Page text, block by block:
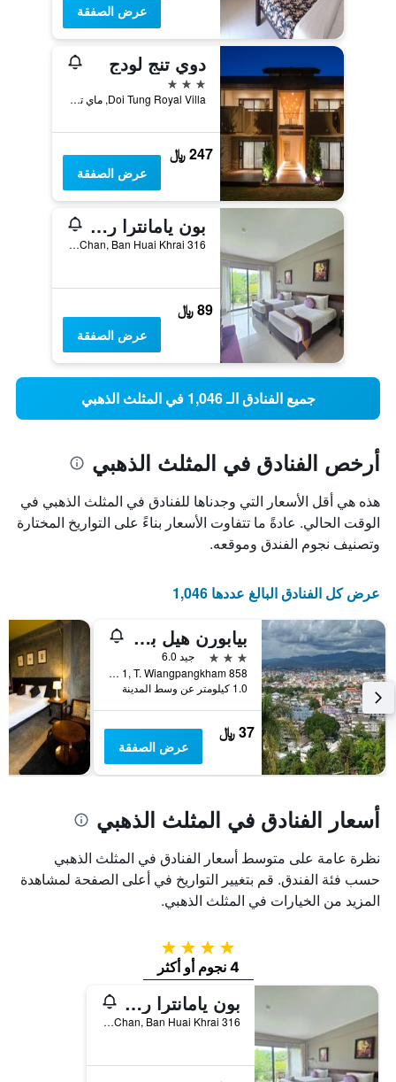
عرض الصفقة
دوي تنج لودج
3 نجوم
Doi Tung Royal Villa, ماي تشان, تايلاند
247 ﷼
عرض الصفقة
بون يامانترا ريزورت تشيانغ راي
316 M.7 Mae-Rai, Mae-Chan, Ban Huai Khrai, تايلاند
89 ﷼
عرض الصفقة
جميع الفنادق الـ 1,046 في المثلث الذهبي
أرخص الفنادق في المثلث الذهبي
هذه هي أقل الأسعار التي وجدناها للفنادق في المثلث الذهبي في
الوقت الحالي. عادةً ما تتفاوت الأسعار بناءً على التواريخ المختارة
وتصنيف نجوم الفندق وموقعه.
عرض كل الفنادق البالغ عددها 1,046
بيابورن هيل بارادايس
3 نجوم
جيد 6.0
858 Moo 1, T. Wiangpangkham, ماي ساي, تايلاند
1.0 كيلومتر عن وسط المدينة
37 ﷼
عرض الصفقة
أسعار الفنادق في المثلث الذهبي
نظرة عامة على متوسط أسعار الفنادق في المثلث الذهبي
حسب فئة الفندق. قم بتغيير التواريخ في أعلى الصفحة لمشاهدة
المزيد من الخيارات في المثلث الذهبي.
4 نجوم
4 نجوم أو أكثر
بون يامانترا ريزورت تشيانغ راي
316 M.7 Mae-Rai, Mae-Chan, Ban Huai Khrai, تايلاند